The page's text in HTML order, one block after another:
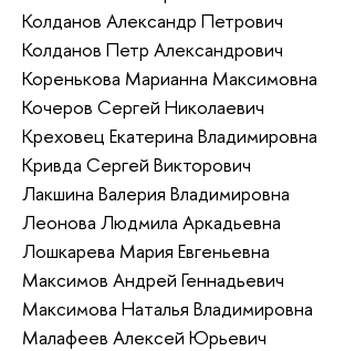
Колданов Александр Петрович
Колданов Петр Александрович
Коренькова Марианна Максимовна
Кочеров Сергей Николаевич
Креховец Екатерина Владимировна
Кривда Сергей Викторович
Лакшина Валерия Владимировна
Леонова Людмила Аркадьевна
Лошкарева Мария Евгеньевна
Максимов Андрей Геннадьевич
Максимова Наталья Владимировна
Малафеев Алексей Юрьевич